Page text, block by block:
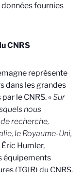
fournies
CNRS
représente
dans les grandes
le CNRS. «Sur
nous
recherche,
le Royaume-Uni,
Humler,
équipements
(TGIR) du CNRS.